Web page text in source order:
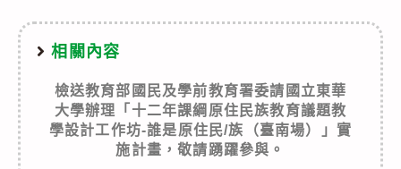
相關內容
檢送教育部國民及學前教育署委請國立東華
大學辦理「十二年課綱原住民族教育議題教
學設計工作坊-誰是原住民/族（臺南場）」實
施計畫，敬請踴躍參與。